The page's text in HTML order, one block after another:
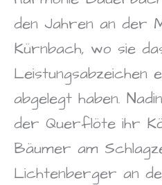
den Jahren an der
Kürnbach, wo sie
Leistungsabzeichen
abgelegt haben.
der Querflöte ihr
Bäumer am
Lichtenberger an